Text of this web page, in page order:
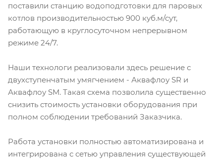
поставили станцию водоподготовки для паровых
котлов производительностью 900 куб.м/сут,
работающую в круглосуточном непрерывном
режиме 24/7.
Наши технологи реализовали здесь решение с
двухступенчатым умягчением - Аквафлоу SR и
Аквафлоу SM. Такая схема позволила существенно
снизить стоимость установки оборудования при
полном соблюдении требований Заказчика.
Работа установки полностью автоматизирована и
интегрирована с сетью управления существующей